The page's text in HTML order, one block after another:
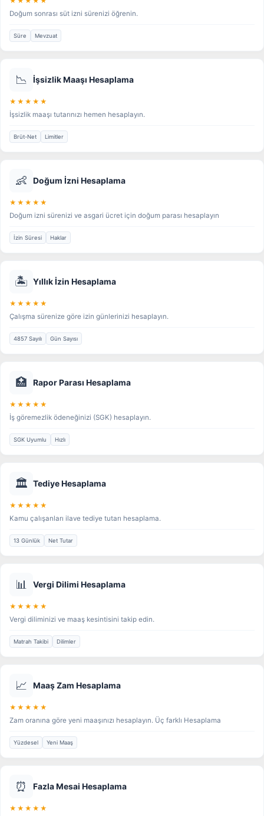
Doğum sonrası süt izni sürenizi öğrenin.
Süre Mevzuat
📉 İşsizlik Maaşı Hesaplama
★★★★★
İşsizlik maaşı tutarınızı hemen hesaplayın.
Brüt-Net Limitler
👶 Doğum İzni Hesaplama
★★★★★
Doğum izni sürenizi ve asgari ücret için doğum parası hesaplayın
İzin Süresi Haklar
🏝️ Yıllık İzin Hesaplama
★★★★★
Çalışma sürenize göre izin günlerinizi hesaplayın.
4857 Sayılı Gün Sayısı
🏥 Rapor Parası Hesaplama
★★★★★
İş göremezlik ödeneğinizi (SGK) hesaplayın.
SGK Uyumlu Hızlı
🏛️ Tediye Hesaplama
★★★★★
Kamu çalışanları ilave tediye tutarı hesaplama.
13 Günlük Net Tutar
📊 Vergi Dilimi Hesaplama
★★★★★
Vergi diliminizi ve maaş kesintisini takip edin.
Matrah Takibi Dilimler
📈 Maaş Zam Hesaplama
★★★★★
Zam oranına göre yeni maaşınızı hesaplayın. Üç farklı Hesaplama
Yüzdesel Yeni Maaş
⏰ Fazla Mesai Hesaplama
★★★★★